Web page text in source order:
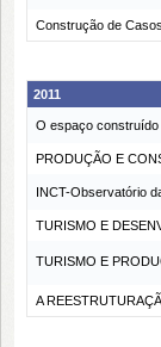
Construção de
2011
O espaço construído
PRODUÇÃO E
INCT-Observatório
TURISMO E
TURISMO E
A